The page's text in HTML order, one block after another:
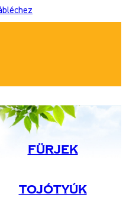
Fürjek
Tojótyúk